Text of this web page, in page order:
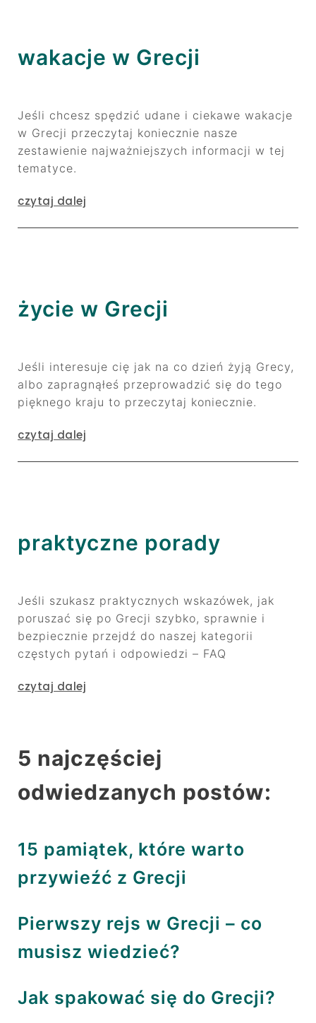
wakacje w Grecji
Jeśli chcesz spędzić udane i ciekawe wakacje
w Grecji przeczytaj koniecznie nasze
zestawienie najważniejszych informacji w tej
tematyce.
czytaj dalej
życie w Grecji
Jeśli interesuje cię jak na co dzień żyją Grecy,
albo zapragnąłeś przeprowadzić się do tego
pięknego kraju to przeczytaj koniecznie.
czytaj dalej
praktyczne porady
Jeśli szukasz praktycznych wskazówek, jak
poruszać się po Grecji szybko, sprawnie i
bezpiecznie przejdź do naszej kategorii
częstych pytań i odpowiedzi – FAQ
czytaj dalej
5 najczęściej
odwiedzanych postów:
15 pamiątek, które warto
przywieźć z Grecji
Pierwszy rejs w Grecji – co
musisz wiedzieć?
Jak spakować się do Grecji?